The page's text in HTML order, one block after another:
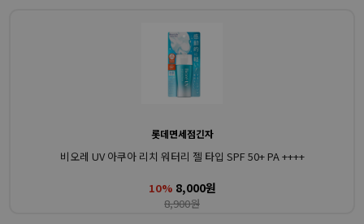
롯데면세점긴자
비오레 UV 아쿠아 리치 워터리 젤 타입 SPF 50+ PA ++++
10% 8,000원
8,900원